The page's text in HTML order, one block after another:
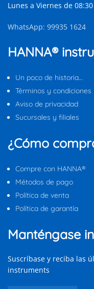
Lunes a Viernes de
WhatsApp: 99935 1624
HANNA®
Un poco de historia…
Términos y condiciones
Aviso de privacidad
Sucursales y filiales
¿Cómo
Compre con HANNA®
Métodos de pago
Política de venta
Política de garantía
Manténgase
Suscríbase y reciba las
instruments